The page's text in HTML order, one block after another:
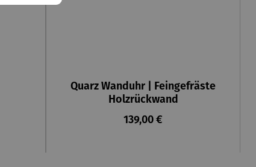
Quarz Wanduhr | Feingefräste
Holzrückwand
Regulärer Preis:
139,00 €